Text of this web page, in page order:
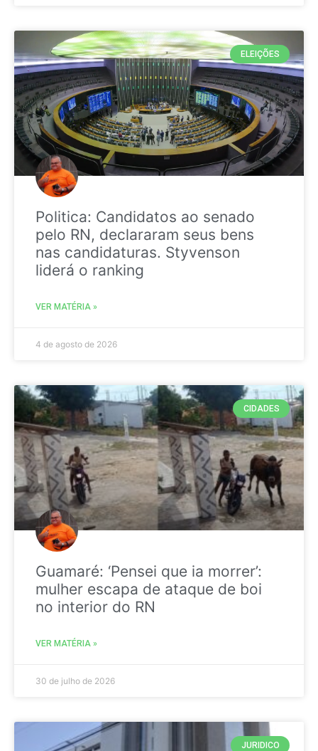
ELEIÇÕES
Politica: Candidatos ao senado
pelo RN, declararam seus bens
nas candidaturas. Styvenson
liderá o ranking
VER MATÉRIA »
4 de agosto de 2026
CIDADES
Guamaré: ‘Pensei que ia morrer’:
mulher escapa de ataque de boi
no interior do RN
VER MATÉRIA »
30 de julho de 2026
JURIDICO